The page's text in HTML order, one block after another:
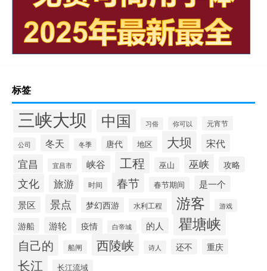
标签
三峡大坝 中国 习俗 你可以 元宵节
公司 冬天 冬季 唐代 地区 大坝 宋代
宜昌 宜昌市 峡谷 工程 巫山 巫峡 攻略
文化 旅游 时间 春节 春节期间
是一个
景区
景点 梦幻西游 水利工程 游客 游戏
游船 游轮 疫情 白帝城 的人 瞿塘峡
自己的 船闸 西陵峡 诗人 还不 重庆
长江 长江流域